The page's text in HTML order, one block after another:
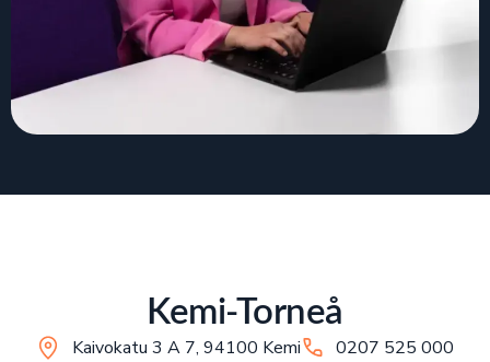
Kemi-Torneå
Kaivokatu 3 A 7, 94100 Kemi 0207 525 000